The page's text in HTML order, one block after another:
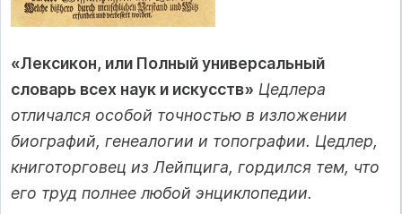
«Лексикон, или Полный универсальный
словарь всех наук и искусств» Цедлера
отличался особой точностью в изложении
биографий, генеалогии и топографии. Цедлер,
книготорговец из Лейпцига, гордился тем, что
его труд полнее любой энциклопедии.